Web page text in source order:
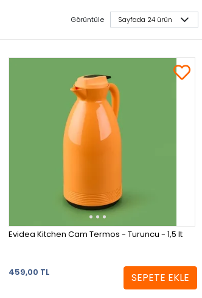
Görüntüle
Evidea Kitchen Cam Termos - Turuncu - 1,5 lt
459,00 TL SEPETE EKLE